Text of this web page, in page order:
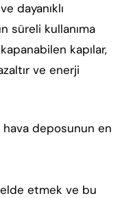
dayanıklı
süreli kullanıma
kapılar,
ve enerji
deposunun en
elde etmek ve bu